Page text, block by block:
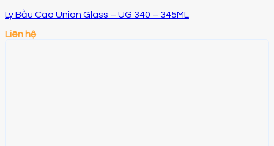
Ly Bầu Cao Union Glass – UG 340 – 345ML
Liên hệ